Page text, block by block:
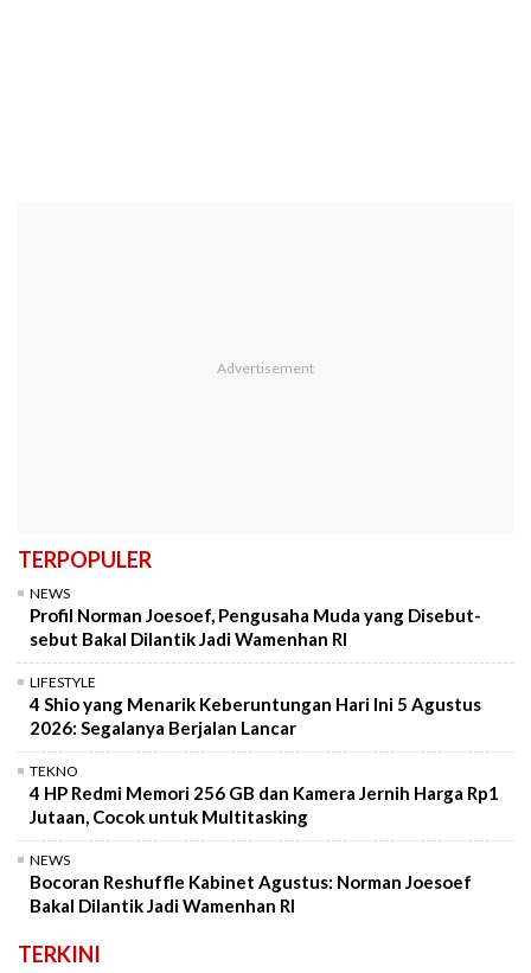
TERPOPULER
NEWS
Profil Norman Joesoef, Pengusaha Muda yang Disebut-
sebut Bakal Dilantik Jadi Wamenhan RI
LIFESTYLE
4 Shio yang Menarik Keberuntungan Hari Ini 5 Agustus
2026: Segalanya Berjalan Lancar
TEKNO
4 HP Redmi Memori 256 GB dan Kamera Jernih Harga Rp1
Jutaan, Cocok untuk Multitasking
NEWS
Bocoran Reshuffle Kabinet Agustus: Norman Joesoef
Bakal Dilantik Jadi Wamenhan RI
TERKINI